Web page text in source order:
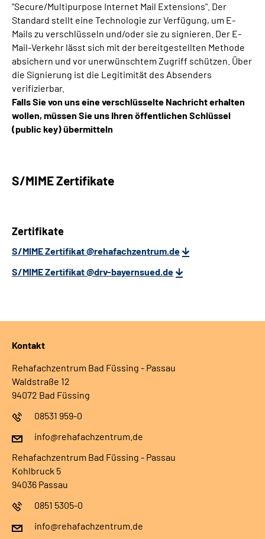
"Secure/Multipurpose Internet Mail Extensions". Der
Standard stellt eine Technologie zur Verfügung, um E-
Mails zu verschlüsseln und/oder sie zu signieren. Der E-
Mail-Verkehr lässt sich mit der bereitgestellten Methode
absichern und vor unerwünschtem Zugriff schützen. Über
die Signierung ist die Legitimität des Absenders
verifizierbar.
Falls Sie von uns eine verschlüsselte Nachricht erhalten
wollen, müssen Sie uns Ihren öffentlichen Schlüssel
(public key) übermitteln
S/MIME Zertifikate
Zertifikate
S/MIME Zertifikat @rehafachzentrum.de
S/MIME Zertifikat @drv-bayernsued.de
Kontakt
Rehafachzentrum Bad Füssing - Passau
Waldstraße 12
94072 Bad Füssing
08531 959-0
info@rehafachzentrum.de
Rehafachzentrum Bad Füssing - Passau
Kohlbruck 5
94036 Passau
0851 5305-0
info@rehafachzentrum.de